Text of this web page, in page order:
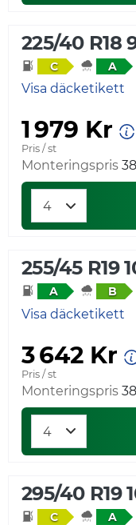
225/40 R18
C A
Visa däcketikett
1 979 Kr
Pris / st
Monteringspris
255/45 R19
A B
Visa däcketikett
3 642 Kr
Pris / st
Monteringspris
295/40 R19
C A